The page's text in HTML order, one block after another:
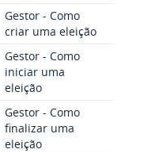
Gestor - Como
criar uma eleição
Gestor - Como
iniciar uma
eleição
Gestor - Como
finalizar uma
eleição